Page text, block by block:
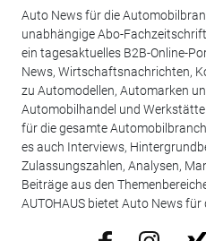
Auto News für die
unabhängige Abo-
ein tagesaktuelles B2B-Online-
News, Wirtschaftsnachrichten,
zu Automodellen, Automarken
Automobilhandel und
für die gesamte
es auch Interviews,
Zulassungszahlen, Analysen,
Beiträge aus den
AUTOHAUS bietet Auto News